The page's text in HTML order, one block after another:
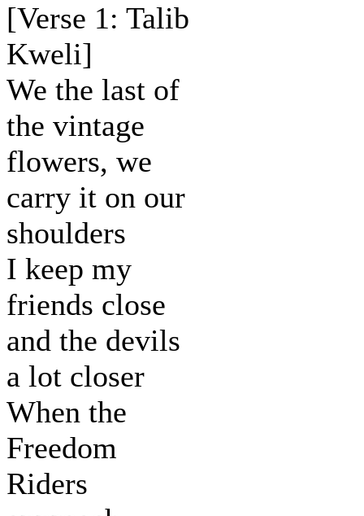
[Verse 1: Talib
Kweli]
We the last of
the vintage
flowers, we
carry it on our
shoulders
I keep my
friends close
and the devils
a lot closer
When the
Freedom
Riders